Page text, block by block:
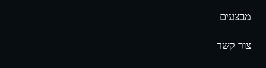
מבצעים
צור קשר